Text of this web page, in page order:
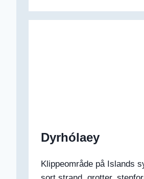
Dyrhólaey
Klippeområde på Islands